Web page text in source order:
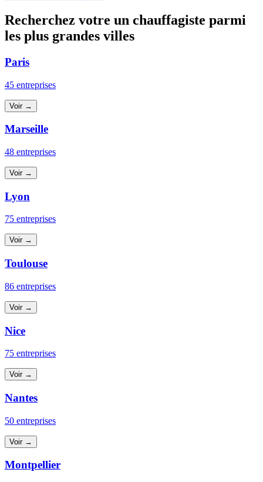
Recherchez votre un chauffagiste parmi
les plus grandes villes
Paris
45 entreprises
Voir →
Marseille
48 entreprises
Voir →
Lyon
75 entreprises
Voir →
Toulouse
86 entreprises
Voir →
Nice
75 entreprises
Voir →
Nantes
50 entreprises
Voir →
Montpellier